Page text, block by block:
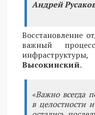
Андрей
Восстановление
важный
Высокинский.
«Важно всегда
в целостности